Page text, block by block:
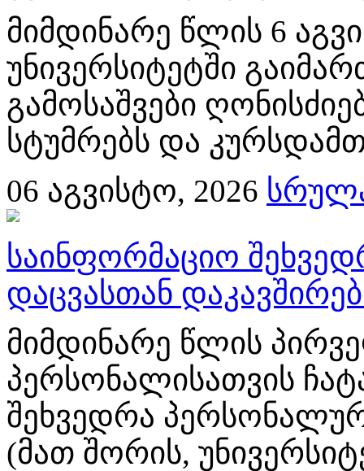
მიმდინარე წლის 6
უნივერსიტეტში
გამოსაშვები
სტუმრებს და
06 აგვისტო, 2026
საინფორმაციო
დაცვასთან
მიმდინარე წლის
პერსონალისათვის
შეხვედრა
(მათ შორის,